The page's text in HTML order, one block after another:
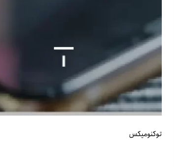
توکنومیکس